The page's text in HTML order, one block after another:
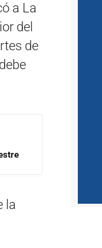
a La
del
de
la